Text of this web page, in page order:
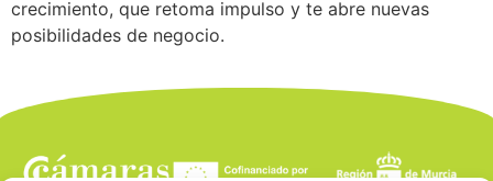
crecimiento, que retoma impulso y te abre nuevas
posibilidades de negocio.